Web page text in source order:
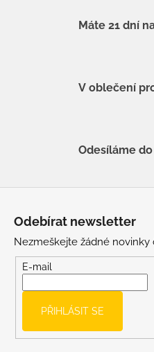
Máte 21 dní
V oblečení
Odesíláme
Odebírat newsletter
Nezmeškejte žádné novinky
E-mail
PŘIHLÁSIT SE